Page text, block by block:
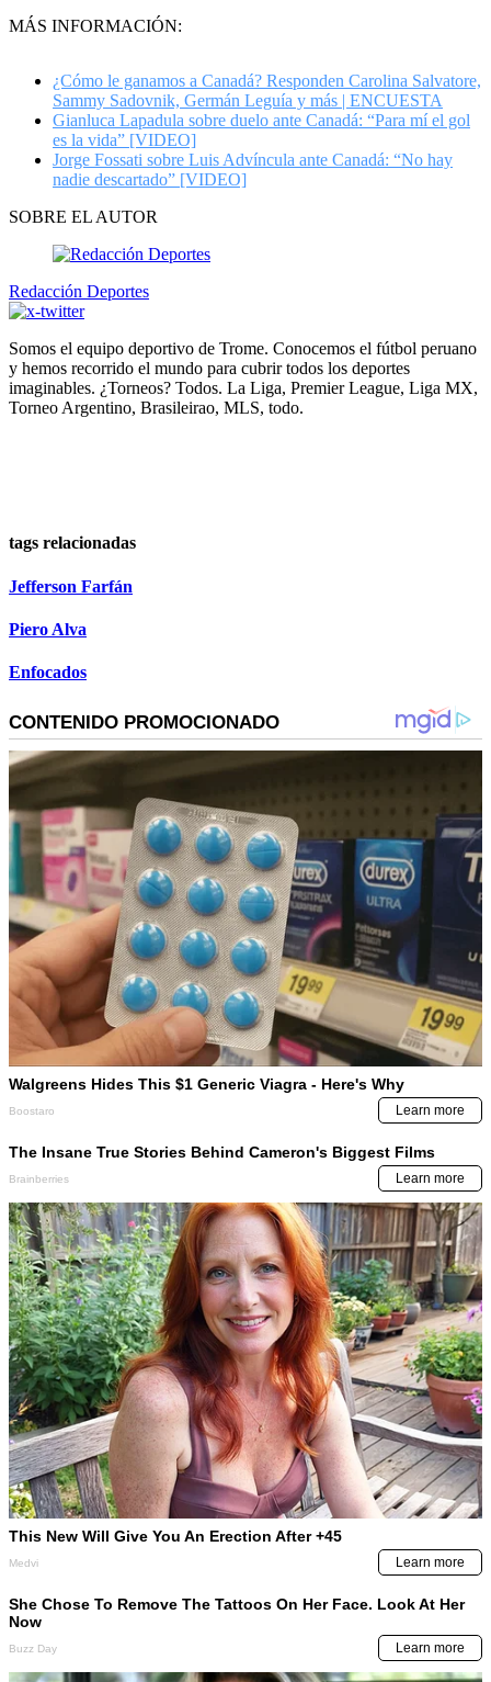
MÁS INFORMACIÓN:
¿Cómo le ganamos a Canadá? Responden Carolina Salvatore,
Sammy Sadovnik, Germán Leguía y más | ENCUESTA
Gianluca Lapadula sobre duelo ante Canadá: “Para mí el gol
es la vida” [VIDEO]
Jorge Fossati sobre Luis Advíncula ante Canadá: “No hay
nadie descartado” [VIDEO]
SOBRE EL AUTOR
Redacción Deportes
Somos el equipo deportivo de Trome. Conocemos el fútbol peruano
y hemos recorrido el mundo para cubrir todos los deportes
imaginables. ¿Torneos? Todos. La Liga, Premier League, Liga MX,
Torneo Argentino, Brasileirao, MLS, todo.
tags relacionadas
Jefferson Farfán
Piero Alva
Enfocados